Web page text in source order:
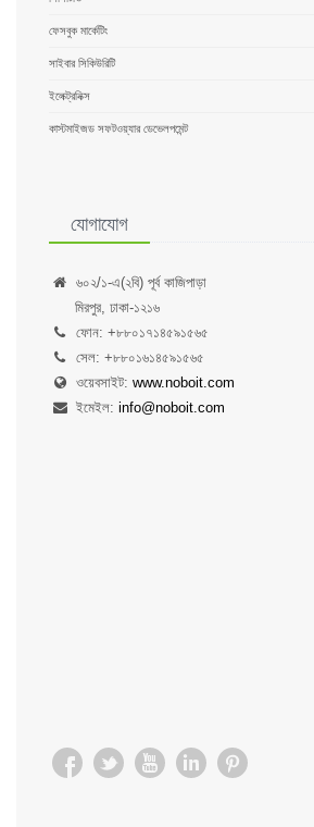
ফেসবুক মার্কেটিং
সাইবার সিকিউরিটি
ইলেক্ট্রনিক্স
কাস্টমাইজড সফটওয়্যার ডেভেলপমেন্ট
যোগাযোগ
৬০২/১-এ(২বি) পূর্ব কাজিপাড়া
মিরপুর, ঢাকা-১২১৬
ফোন: +৮৮০১৭১৪৫৯১৫৬৫
সেল: +৮৮০১৬১৪৫৯১৫৬৫
ওয়েবসাইট: www.noboit.com
ইমেইল: info@noboit.com